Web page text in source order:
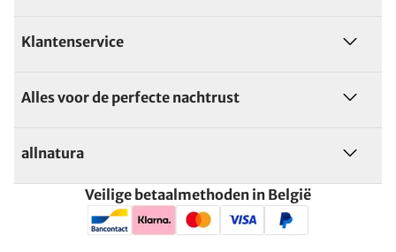
Klantenservice
Alles voor de perfecte nachtrust
allnatura
Veilige betaalmethoden in België